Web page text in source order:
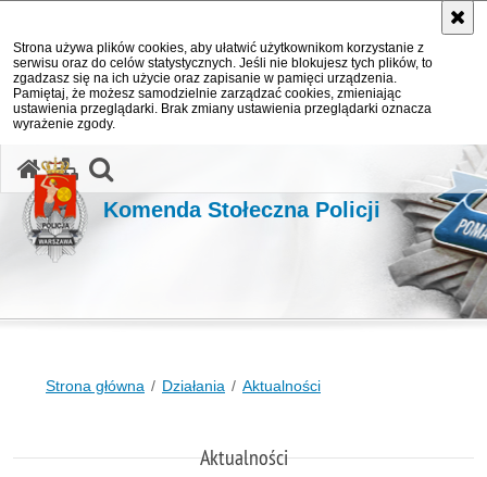
Strona używa plików cookies, aby ułatwić użytkownikom korzystanie z
serwisu oraz do celów statystycznych. Jeśli nie blokujesz tych plików, to
zgadzasz się na ich użycie oraz zapisanie w pamięci urządzenia.
Pamiętaj, że możesz samodzielnie zarządzać cookies, zmieniając
ustawienia przeglądarki. Brak zmiany ustawienia przeglądarki oznacza
wyrażenie zgody.
Komenda Stołeczna Policji
Strona główna Działania Aktualności
Aktualności